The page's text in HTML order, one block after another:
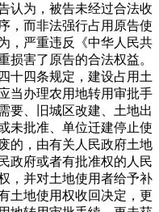
认为，被告未经过合法收
，而非法强行占用原告使
，严重违反《中华人民共
损害了原告的合法权益。
十四条规定，建设占用土
当办理农用地转用审批手
要、旧城区改建、土地出
未批准、单位迁建停止使
的，由有关人民政府土地
政府或者有批准权的人民
，并对土地使用者给予补
土地使用权收回决定，更